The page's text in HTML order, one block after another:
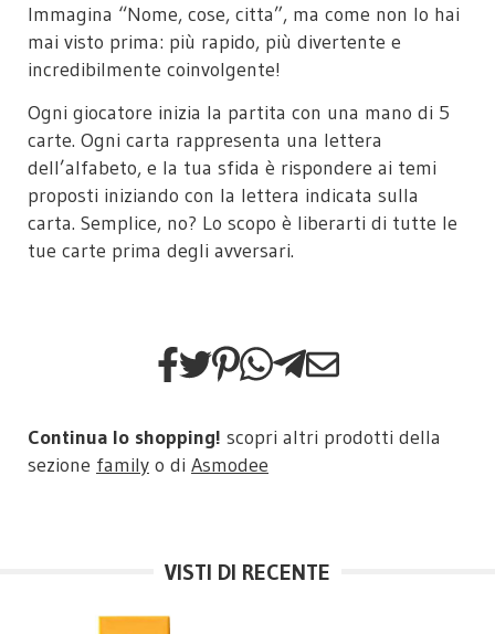
Immagina “Nome, cose, citta”, ma come non lo hai
mai visto prima: più rapido, più divertente e
incredibilmente coinvolgente!
Ogni giocatore inizia la partita con una mano di 5
carte. Ogni carta rappresenta una lettera
dell’alfabeto, e la tua sfida è rispondere ai temi
proposti iniziando con la lettera indicata sulla
carta. Semplice, no? Lo scopo è liberarti di tutte le
tue carte prima degli avversari.
Continua lo shopping! scopri altri prodotti della
sezione family o di Asmodee
VISTI DI RECENTE